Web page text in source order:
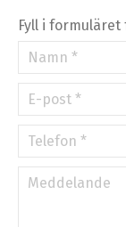
»
Fyll i